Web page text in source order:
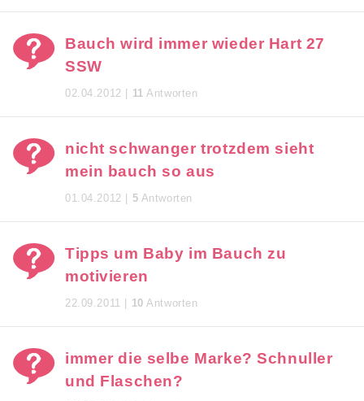
Bauch wird immer wieder Hart 27
SSW
02.04.2012 | 11 Antworten
nicht schwanger trotzdem sieht
mein bauch so aus
01.04.2012 | 5 Antworten
Tipps um Baby im Bauch zu
motivieren
22.09.2011 | 10 Antworten
immer die selbe Marke? Schnuller
und Flaschen?